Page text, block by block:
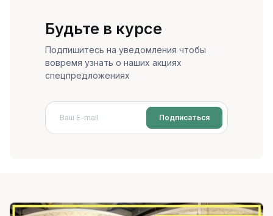
Будьте в курсе
Подпишитесь на уведомления чтобы
вовремя узнать о наших акциях
спецпредложениях
Подписаться